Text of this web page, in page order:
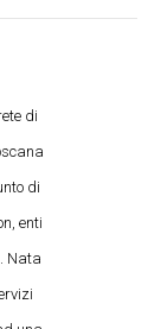
di
di
enti
Nata